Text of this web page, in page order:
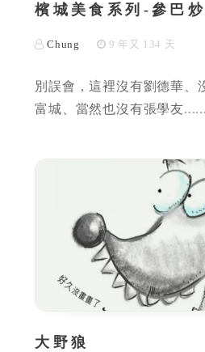
檳城美食系列-參巴
Chung 9 年又 134 天
別誤會，這裡沒有劉德華、
富城、當然也沒有張學友
大野狼